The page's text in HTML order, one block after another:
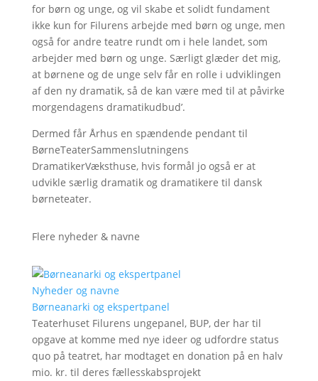
for børn og unge, og vil skabe et solidt fundament
ikke kun for Filurens arbejde med børn og unge, men
også for andre teatre rundt om i hele landet, som
arbejder med børn og unge. Særligt glæder det mig,
at børnene og de unge selv får en rolle i udviklingen
af den ny dramatik, så de kan være med til at påvirke
morgendagens dramatikudbud’.
Dermed får Århus en spændende pendant til
BørneTeaterSammenslutningens
DramatikerVæksthuse, hvis formål jo også er at
udvikle særlig dramatik og dramatikere til dansk
børneteater.
Flere nyheder & navne
Nyheder og navne
Børneanarki og ekspertpanel
Teaterhuset Filurens ungepanel, BUP, der har til
opgave at komme med nye ideer og udfordre status
quo på teatret, har modtaget en donation på en halv
mio. kr. til deres fællesskabsprojekt